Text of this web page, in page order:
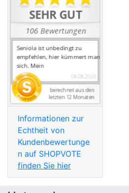
Informationen zur
Echtheit von
Kundenbewertunge
n auf SHOPVOTE
finden Sie hier